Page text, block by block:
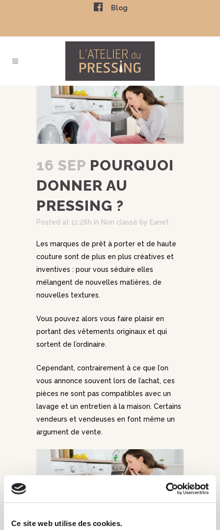
Ce site web utilise des cookies.
Facebook
Blog
16 SEP POURQUOI
DONNER AU
PRESSING ?
Posted at 11:28h in Non classé by Eanet
Les marques de prêt à porter et de haute
couture sont de plus en plus créatives et
inventives : pour vous séduire elles
mélangent de nouvelles matières, de
nouvelles textures.
Vous pouvez alors vous faire plaisir en
portant des vêtements originaux et qui
sortent de l’ordinaire.
Cependant, contrairement à ce que l’on
vous annonce souvent lors de l’achat, ces
pièces ne sont pas compatibles avec un
lavage et un entretien à la maison. Certains
vendeurs et vendeuses en font même un
argument de vente.